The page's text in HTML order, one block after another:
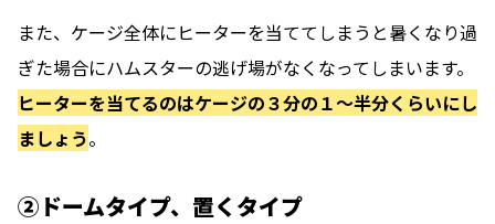
また、ケージ全体にヒーターを当ててしまうと暑くなり過
ぎた場合にハムスターの逃げ場がなくなってしまいます。
ヒーターを当てるのはケージの３分の１〜半分くらいにし
ましょう。
②ドームタイプ、置くタイプ